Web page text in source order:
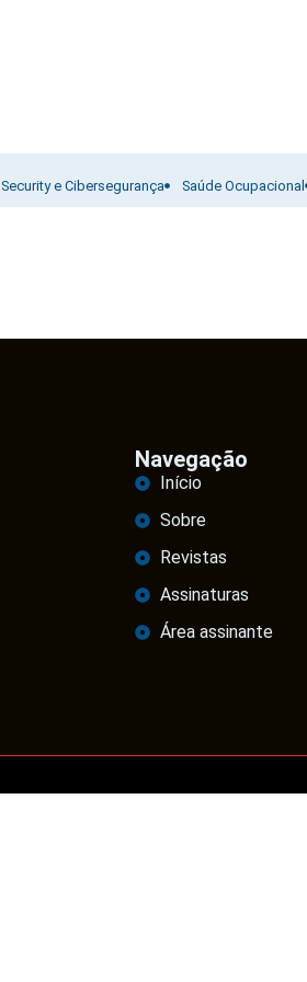
Security e Cibersegurança Saúde Ocupacional
Navegação
Início
Sobre
Revistas
Assinaturas
Área assinante